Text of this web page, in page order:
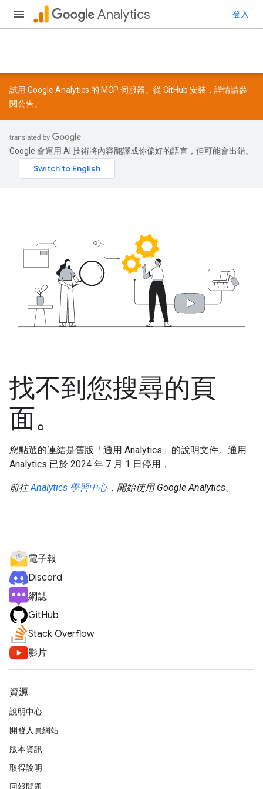
Analytics 登入
試用 Google Analytics 的 MCP 伺服器。從 GitHub 安裝，詳情請參
閱公告。
Google 會運用 AI 技術將內容翻譯成你偏好的語言，但可能會出錯。
找不到您搜尋的頁
面。
您點選的連結是舊版「通用 Analytics」的說明文件。通用
Analytics 已於 2024 年 7 月 1 日停用，
前往Analytics 學習中心，開始使用 Google Analytics。
電子報
Discord
網誌
GitHub
Stack Overflow
影片
資源
說明中心
開發人員網站
版本資訊
取得說明
回報問題